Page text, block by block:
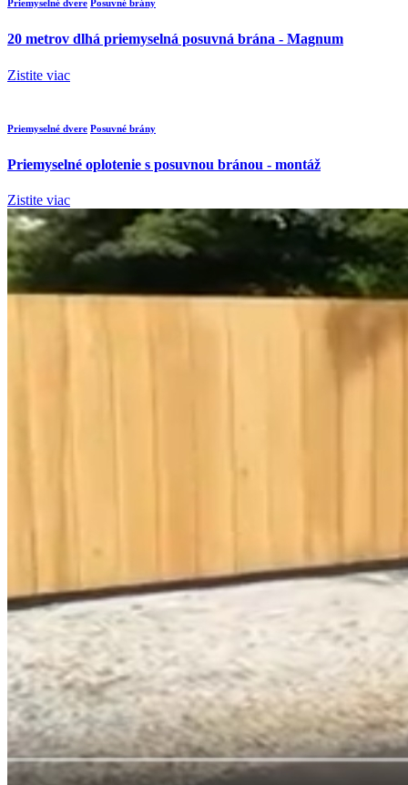
Priemyselné dvere Posuvné brány
20 metrov dlhá priemyselná posuvná brána - Magnum
Zistite viac
Priemyselné dvere Posuvné brány
Priemyselné oplotenie s posuvnou bránou - montáž
Zistite viac